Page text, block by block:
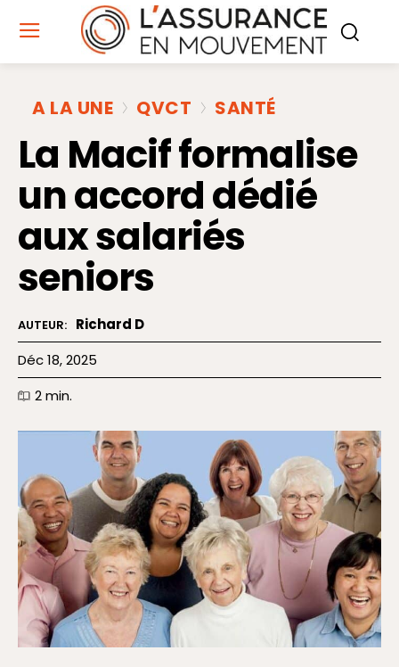
A LA UNE QVCT SANTÉ
La Macif formalise
un accord dédié
aux salariés
seniors
AUTEUR: Richard D
Déc 18, 2025
2min.